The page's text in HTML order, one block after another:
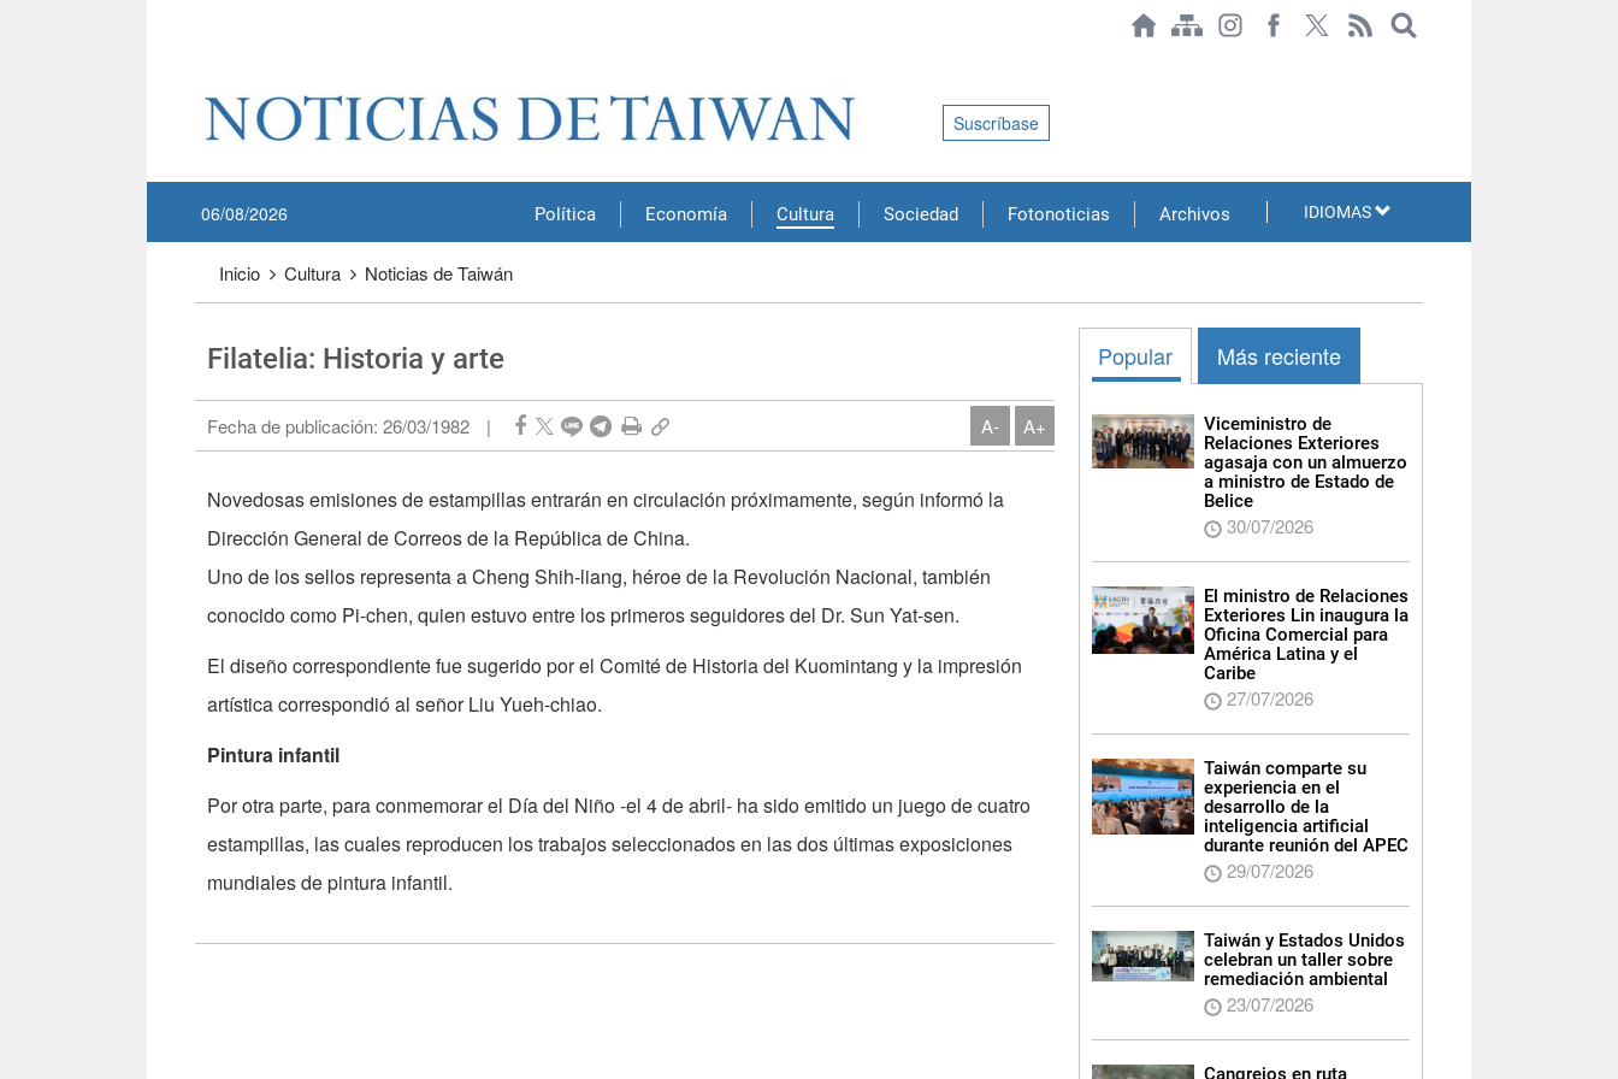
Política Economía Cultura Sociedad Fotonoticias Archivos
06/08/2026
Suscríbase
IDIOMAS
Inicio Cultura Noticias de Taiwán
Filatelia: Historia y arte
Fecha de publicación: 26/03/1982 | A- A+
Novedosas emisiones de estampillas entrarán en circulación próximamente, según informó la
Dirección General de Correos de la República de China.
Uno de los sellos representa a Cheng Shih-liang, héroe de la Revolución Nacional, también
conocido como Pi-chen, quien estuvo entre los primeros seguidores del Dr. Sun Yat-sen.
El diseño correspondiente fue sugerido por el Comité de Historia del Kuomintang y la impresión
artística correspondió al señor Liu Yueh-chiao.
Pintura infantil
Por otra parte, para conmemorar el Día del Niño -el 4 de abril- ha sido emitido un juego de cuatro
estampillas, las cuales reproducen los trabajos seleccionados en las dos últimas exposiciones
mundiales de pintura infantil.
Popular Más reciente
Viceministro de
Relaciones Exteriores
agasaja con un almuerzo
a ministro de Estado de
Belice
30/07/2026
El ministro de Relaciones
Exteriores Lin inaugura la
Oficina Comercial para
América Latina y el
Caribe
27/07/2026
Taiwán comparte su
experiencia en el
desarrollo de la
inteligencia artificial
durante reunión del APEC
29/07/2026
Taiwán y Estados Unidos
celebran un taller sobre
remediación ambiental
23/07/2026
Cangrejos en ruta